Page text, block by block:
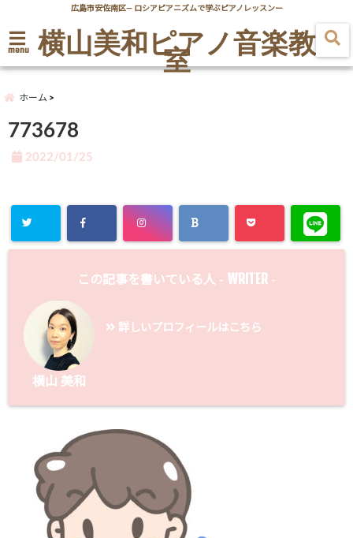
広島市安佐南区― ロシアピアニズムで学ぶピアノレッスンー
menu 横山美和ピアノ音楽教
室
ホーム
773678
2022/01/25
この記事を書いている人 - WRITER -
横山 美和
詳しいプロフィールはこちら